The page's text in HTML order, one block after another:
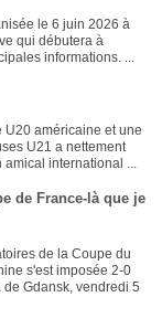
le 6 juin 2026 à
qui débutera à
informations. ...
U20 américaine et une
U21 a nettement
amical international ...
de France-là que je
de la Coupe du
s'est imposée 2-0
Gdansk, vendredi 5